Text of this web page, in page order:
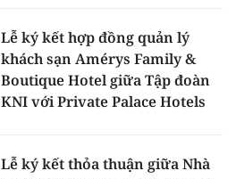
Lễ ký kết hợp đồng quản lý
khách sạn Amérys Family &
Boutique Hotel giữa Tập đoàn
KNI với Private Palace Hotels
Lễ ký kết thỏa thuận giữa Nhà